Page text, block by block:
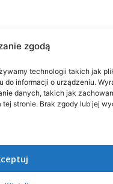
zgodą
technologii takich jak
informacji o urządzeniu.
danych, takich jak
stronie. Brak zgody lub jej